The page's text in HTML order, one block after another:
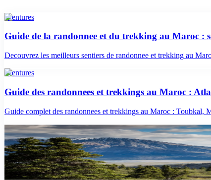
aventures
Guide de la randonnee et du trekking au Maroc :
Decouvrez les meilleurs sentiers de randonnee et trekking au
aventures
Guide des randonnees et trekkings au Maroc :
Guide complet des randonnees et trekkings au Maroc : Toubkal,
guide
Randonnee au Maroc : Les 15 Plus Beaux Sentiers
Decouvrez les 15 plus beaux sentiers de randonnee au Maroc.